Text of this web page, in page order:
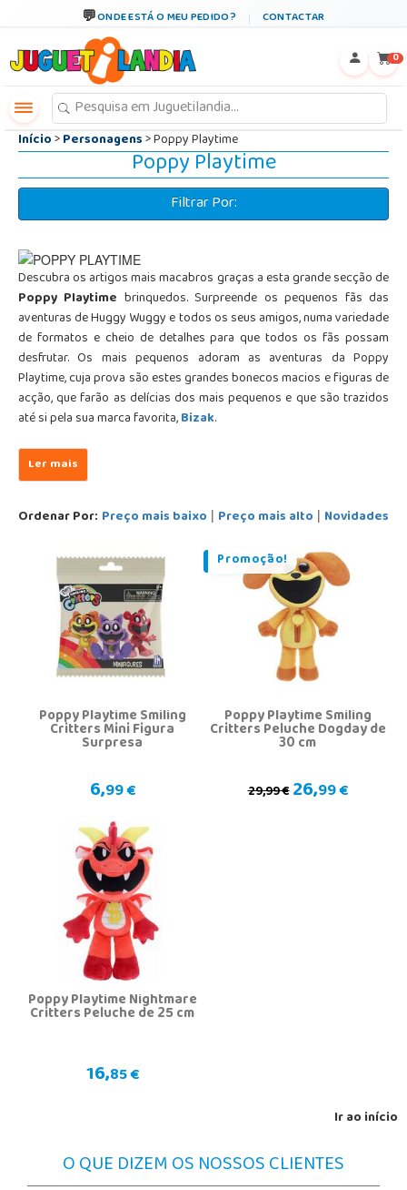
ONDE ESTÁ O MEU PEDIDO? CONTACTAR
0
Início>Personagens> Poppy Playtime
Poppy Playtime
Filtrar Por:
Descubra os artigos mais macabros graças a esta grande secção de
Poppy Playtime brinquedos. Surpreende os pequenos fãs das
aventuras de Huggy Wuggy e todos os seus amigos, numa variedade
de formatos e cheio de detalhes para que todos os fãs possam
desfrutar. Os mais pequenos adoram as aventuras da Poppy
Playtime, cuja prova são estes grandes bonecos macios e figuras de
acção, que farão as delícias dos mais pequenos e que são trazidos
até si pela sua marca favorita,Bizak.
Ordenar Por: Preço mais baixo | Preço mais alto | Novidades
Poppy Playtime Smiling
Critters Mini Figura
Surpresa
6,99 €
Promoção!
Poppy Playtime Smiling
Critters Peluche Dogday de
30 cm
29,99 €26,99 €
Poppy Playtime Nightmare
Critters Peluche de 25 cm
16,85 €
Ir ao início
O QUE DIZEM OS NOSSOS CLIENTES